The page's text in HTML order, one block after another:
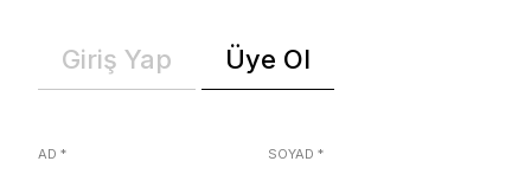
Giriş Yap Üye Ol
AD * SOYAD *